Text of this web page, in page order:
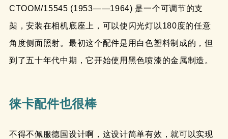
CTOOM/15545 (1953——1964) 是一个可调节的支
架，安装在相机底座上，可以使闪光灯以180度的任意
角度侧面照射。最初这个配件是用白色塑料制成的，但
到了五十年代中期，它开始使用黑色喷漆的金属制造。
徕卡配件也很棒
不得不佩服德国设计啊，这设计简单有效，就可以实现